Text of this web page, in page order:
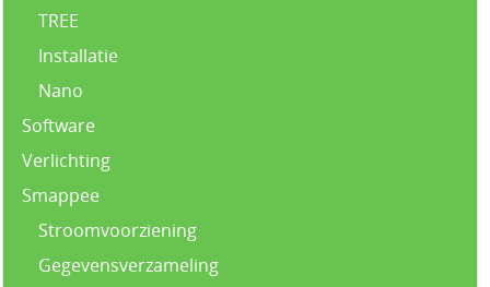
TREE
Installatie
Nano
Software
Verlichting
Smappee
Stroomvoorziening
Gegevensverzameling